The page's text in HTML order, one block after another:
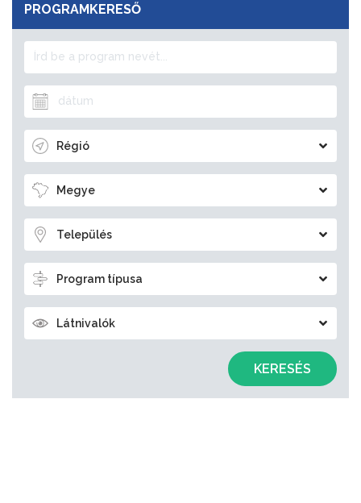
PROGRAMKERESŐ
Régió
Megye
Település
Program típusa
Látnivalók
KERESÉS